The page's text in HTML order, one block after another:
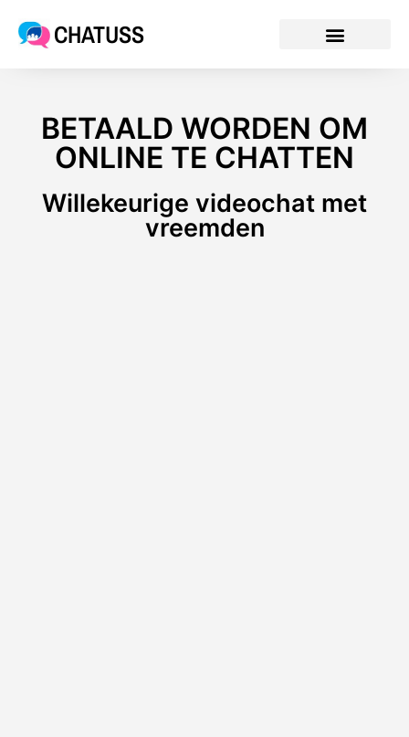
CHATUSS
BETAALD WORDEN OM
ONLINE TE CHATTEN
Willekeurige videochat met
vreemden